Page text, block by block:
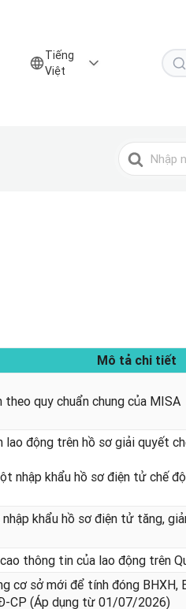
Tiếng
Việt
Tìm
kiếm
Mô tả chi tiết
quy chuẩn chung của MISA
lao động trên hồ sơ giải quyết
nhập khẩu hồ sơ điện tử chế
khẩu hồ sơ điện tử tăng,
thông tin của lao động trên
cơ sở mới để tính đóng BHXH,
CP (Áp dụng từ 01/07/2026)